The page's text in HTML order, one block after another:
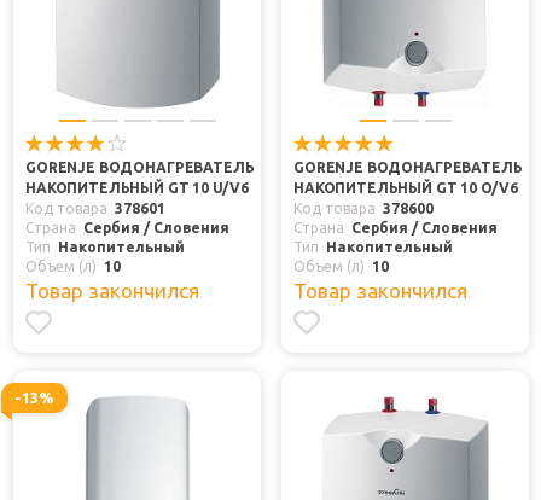
GORENJE ВОДОНАГРЕВАТЕЛЬ
НАКОПИТЕЛЬНЫЙ GT 10 U/V6
Код товара 378601
Страна
Сербия / Словения
Тип
Накопительный
Объем (л)
10
Товар закончился
GORENJE ВОДОНАГРЕВАТЕЛЬ
НАКОПИТЕЛЬНЫЙ GT 10 O/V6
Код товара 378600
Страна
Сербия / Словения
Тип
Накопительный
Объем (л)
10
Товар закончился
-13%